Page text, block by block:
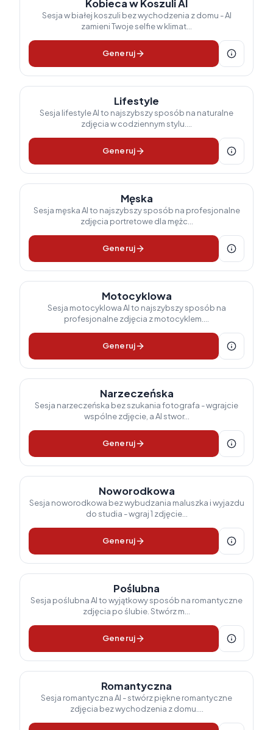
Kobieca w Koszuli AI
Sesja w białej koszuli bez wychodzenia z domu - AI
zamieni Twoje selfie w klimat...
Generuj
Lifestyle
Sesja lifestyle AI to najszybszy sposób na naturalne
zdjęcia w codziennym stylu....
Generuj
Męska
Sesja męska AI to najszybszy sposób na profesjonalne
zdjęcia portretowe dla mężc...
Generuj
Motocyklowa
Sesja motocyklowa AI to najszybszy sposób na
profesjonalne zdjęcia z motocyklem....
Generuj
Narzeczeńska
Sesja narzeczeńska bez szukania fotografa - wgrajcie
wspólne zdjęcie, a AI stwor...
Generuj
Noworodkowa
Sesja noworodkowa bez wybudzania maluszka i wyjazdu
do studia - wgraj 1 zdjęcie...
Generuj
Poślubna
Sesja poślubna AI to wyjątkowy sposób na romantyczne
zdjęcia po ślubie. Stwórz m...
Generuj
Romantyczna
Sesja romantyczna AI - stwórz piękne romantyczne
zdjęcia bez wychodzenia z domu....